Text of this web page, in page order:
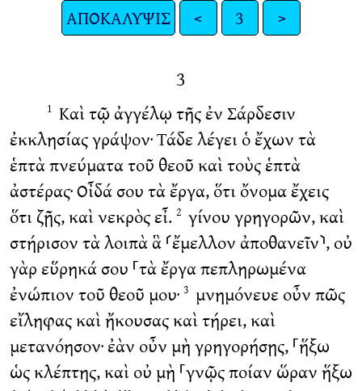
ΑΠΟΚΑΛΥΨΙΣ < 3 >
3
1 Καὶ τῷ ἀγγέλῳ τῆς ἐν Σάρδεσιν
ἐκκλησίας γράψον· Τάδε λέγει ὁ ἔχων τὰ
ἑπτὰ πνεύματα τοῦ θεοῦ καὶ τοὺς ἑπτὰ
ἀστέρας· Οἶδά σου τὰ ἔργα, ὅτι ὄνομα ἔχεις
ὅτι ζῇς, καὶ νεκρὸς εἶ. 2 γίνου γρηγορῶν, καὶ
στήρισον τὰ λοιπὰ ἃ ⸂ἔμελλον ἀποθανεῖν⸃, οὐ
γὰρ εὕρηκά σου ⸀τὰ ἔργα πεπληρωμένα
ἐνώπιον τοῦ θεοῦ μου· 3 μνημόνευε οὖν πῶς
εἴληφας καὶ ἤκουσας καὶ τήρει, καὶ
μετανόησον· ἐὰν οὖν μὴ γρηγορήσῃς, ⸀ἥξω
ὡς κλέπτης, καὶ οὐ μὴ ⸀γνῷς ποίαν ὥραν ἥξω